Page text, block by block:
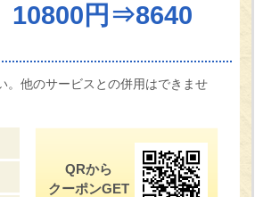
円⇒8640
他のサービスとの併用はできませ
QRから
クーポンGET